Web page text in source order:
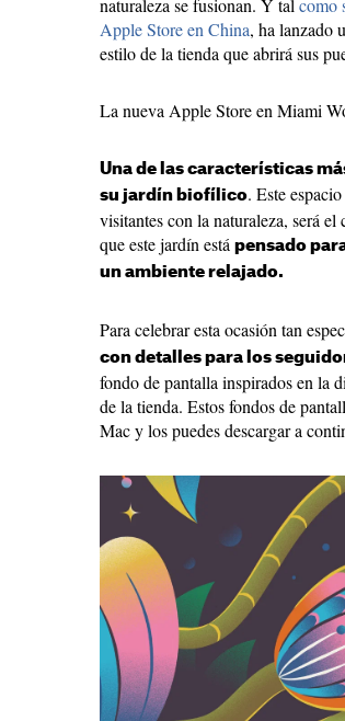
naturaleza se fusionan. Y tal como
Apple Store en China, ha lanzado
estilo de la tienda que abrirá sus
La nueva Apple Store en Miami
Una de las características
su jardín biofílico. Este
visitantes con la naturaleza, será
que este jardín está pensado
un ambiente relajado.
Para celebrar esta ocasión tan
con detalles para los
fondo de pantalla inspirados en la
de la tienda. Estos fondos de
Mac y los puedes descargar a